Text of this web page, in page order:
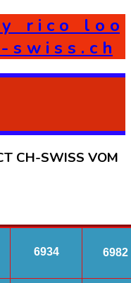
y r i c o l o o
- s w i s s . c h
CH-SWISS VOM
6934 6982